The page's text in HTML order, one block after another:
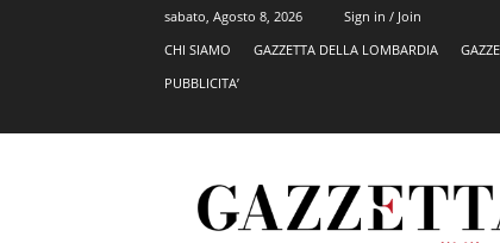
sabato, Agosto 8, 2026
Sign in / Join
CHI SIAMO
GAZZETTA DELLA LOMBARDIA
PUBBLICITA’